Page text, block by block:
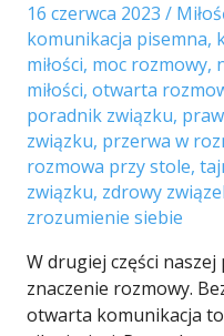
16 czerwca 2023 /
komunikacja pisemna,
miłości, moc rozmowy,
miłości, otwarta
poradnik związku,
związku, przerwa w
rozmowa przy stole,
związku, zdrowy
zrozumienie siebie
W drugiej części naszej
znaczenie rozmowy.
otwarta komunikacja